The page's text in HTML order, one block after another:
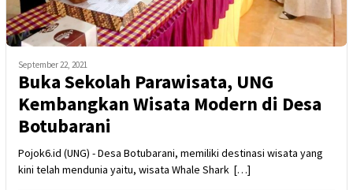
September 22, 2021
Buka Sekolah Parawisata, UNG
Kembangkan Wisata Modern di Desa
Botubarani
Pojok6.id (UNG) - Desa Botubarani, memiliki destinasi wisata yang
kini telah mendunia yaitu, wisata Whale Shark […]